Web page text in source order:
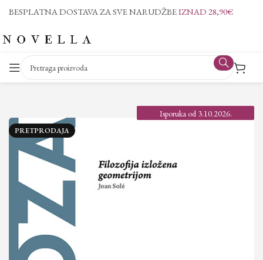
BESPLATNA DOSTAVA ZA SVE NARUDŽBEIZNAD 28,90€
Isporuka od 3.10.2026.
PRETPRODAJA